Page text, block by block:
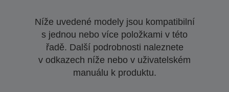
Níže uvedené modely jsou kompatibilní
s jednou nebo více položkami v této
řadě. Další podrobnosti naleznete
v odkazech níže nebo v uživatelském
manuálu k produktu.